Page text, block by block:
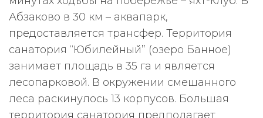
Абзаково в 30 км – аквапарк,
предоставляется трансфер. Территория
санатория “Юбилейный” (озеро Банное)
занимает площадь в 35 га и является
лесопарковой. В окружении смешанного
леса раскинулось 13 корпусов. Большая
территория санатория предполагает